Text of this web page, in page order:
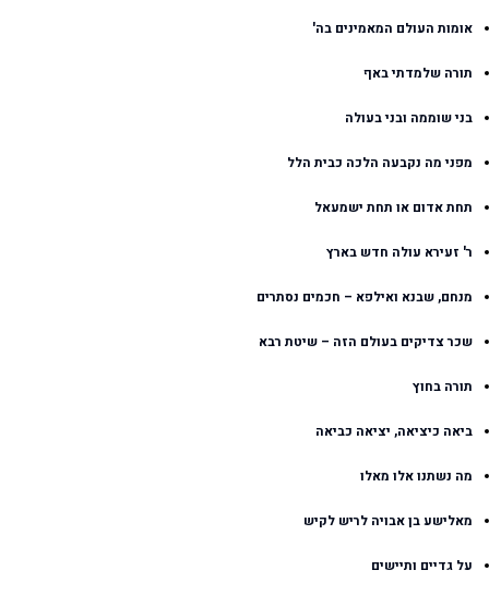
אומות העולם המאמינים בה'
תורה שלמדתי באף
בני שוממה ובני בעולה
מפני מה נקבעה הלכה כבית הלל
תחת אדום או תחת ישמעאל
ר' זעירא עולה חדש בארץ
מנחם, שבנא ואילפא – חכמים נסתרים
שכר צדיקים בעולם הזה – שיטת רבא
תורה בחוץ
ביאה כיציאה, יציאה כביאה
מה נשתנו אלו מאלו
מאלישע בן אבויה לריש לקיש
על גדיים ותיישים